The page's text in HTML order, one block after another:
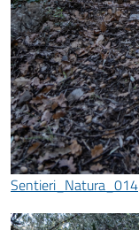
Sentieri_Natura_014